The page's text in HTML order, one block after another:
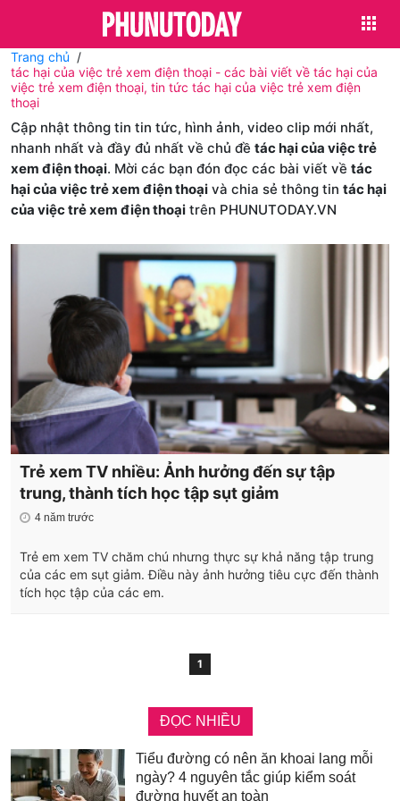
Trang chủ
tác hại của việc trẻ xem điện thoại - các bài viết về tác hại của
việc trẻ xem điện thoại, tin tức tác hại của việc trẻ xem điện
thoại
Cập nhật thông tin tin tức, hình ảnh, video clip mới nhất,
nhanh nhất và đầy đủ nhất về chủ đề tác hại của việc trẻ
xem điện thoại. Mời các bạn đón đọc các bài viết về tác
hại của việc trẻ xem điện thoại và chia sẻ thông tin tác hại
của việc trẻ xem điện thoại trên PHUNUTODAY.VN
Trẻ xem TV nhiều: Ảnh hưởng đến sự tập
trung, thành tích học tập sụt giảm
4 năm trước
Trẻ em xem TV chăm chú nhưng thực sự khả năng tập trung
của các em sụt giảm. Điều này ảnh hưởng tiêu cực đến thành
tích học tập của các em.
1
ĐỌC NHIỀU
Tiểu đường có nên ăn khoai lang mỗi
ngày? 4 nguyên tắc giúp kiểm soát
đường huyết an toàn